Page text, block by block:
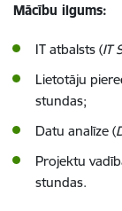
Mācību ilgums:
IT atbalsts (IT
Lietotāju
stundas;
Datu analīze (
Projektu
stundas.